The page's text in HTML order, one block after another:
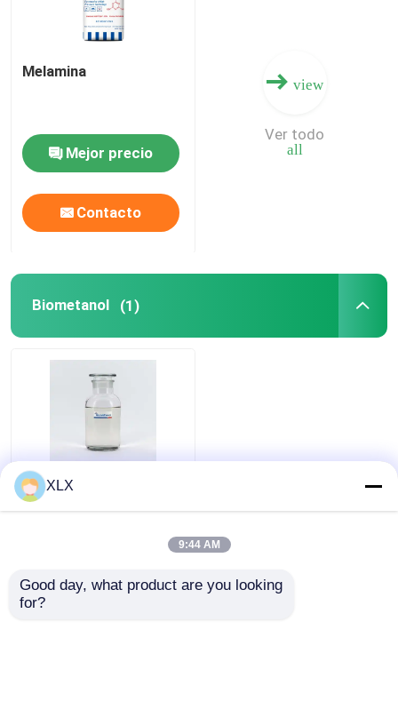
Fertilizante compuesto
Melamina
Biometanol
Los plásticos POM
Alcohol furfuril
Ácido húmico
Melamina
Mejor precio
Contacto
view
all
Ver todo
Biometanol (1)
Biometanol
XLX
9:44 AM
Good day, what product are you looking
for?